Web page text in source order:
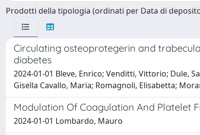
Prodotti della tipologia (ordinati per Data di
Circulating osteoprotegerin and
diabetes
2024-01-01 Bleve, Enrico; Venditti, Vittorio; Dule,
Gisella Cavallo, Maria; Romagnoli, Elisabetta;
Modulation Of Coagulation And Platelet
2024-01-01 Lombardo, Mauro